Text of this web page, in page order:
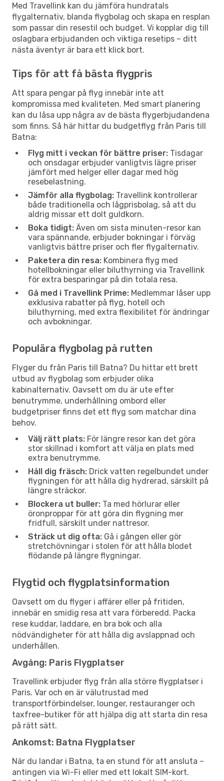
Med Travellink kan du jämföra hundratals
flygalternativ, blanda flygbolag och skapa en resplan
som passar din resestil och budget. Vi kopplar dig till
oslagbara erbjudanden och viktiga resetips – ditt
nästa äventyr är bara ett klick bort.
Tips för att få bästa flygpris
Att spara pengar på flyg innebär inte att
kompromissa med kvaliteten. Med smart planering
kan du låsa upp några av de bästa flygerbjudandena
som finns. Så här hittar du budgetflyg från Paris till
Batna:
Flyg mitt i veckan för bättre priser: Tisdagar
och onsdagar erbjuder vanligtvis lägre priser
jämfört med helger eller dagar med hög
resebelastning.
Jämför alla flygbolag: Travellink kontrollerar
både traditionella och lågprisbolag, så att du
aldrig missar ett dolt guldkorn.
Boka tidigt: Även om sista minuten-resor kan
vara spännande, erbjuder bokningar i förväg
vanligtvis bättre priser och fler flygalternativ.
Paketera din resa: Kombinera flyg med
hotellbokningar eller biluthyrning via Travellink
för extra besparingar på din totala resa.
Gå med i Travellink Prime: Medlemmar låser upp
exklusiva rabatter på flyg, hotell och
biluthyrning, med extra flexibilitet för ändringar
och avbokningar.
Populära flygbolag på rutten
Flyger du från Paris till Batna? Du hittar ett brett
utbud av flygbolag som erbjuder olika
kabinalternativ. Oavsett om du är ute efter
benutrymme, underhållning ombord eller
budgetpriser finns det ett flyg som matchar dina
behov.
Välj rätt plats: För längre resor kan det göra
stor skillnad i komfort att välja en plats med
extra benutrymme.
Håll dig fräsch: Drick vatten regelbundet under
flygningen för att hålla dig hydrerad, särskilt på
längre sträckor.
Blockera ut buller: Ta med hörlurar eller
öronproppar för att göra din flygning mer
fridfull, särskilt under nattresor.
Sträck ut dig ofta: Gå i gången eller gör
stretchövningar i stolen för att hålla blodet
flödande på längre flygningar.
Flygtid och flygplatsinformation
Oavsett om du flyger i affärer eller på fritiden,
innebär en smidig resa att vara förberedd. Packa
rese kuddar, laddare, en bra bok och alla
nödvändigheter för att hålla dig avslappnad och
underhållen.
Avgång: Paris Flygplatser
Travellink erbjuder flyg från alla större flygplatser i
Paris. Var och en är välutrustad med
transportförbindelser, lounger, restauranger och
taxfree-butiker för att hjälpa dig att starta din resa
på rätt sätt.
Ankomst: Batna Flygplatser
När du landar i Batna, ta en stund för att ansluta –
antingen via Wi-Fi eller med ett lokalt SIM-kort.